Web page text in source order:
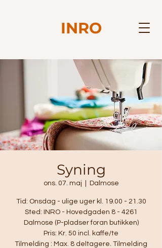
INRO
Syning
ons. 07. maj Dalmose
Tid: Onsdag - ulige uger kl. 19.00 - 21.30
Sted: INRO - Hovedgaden 8 - 4261
Dalmose (P-pladser foran butikken)
Pris: Kr. 50 incl. kaffe/te
Tilmelding : Max. 8 deltagere. Tilmelding